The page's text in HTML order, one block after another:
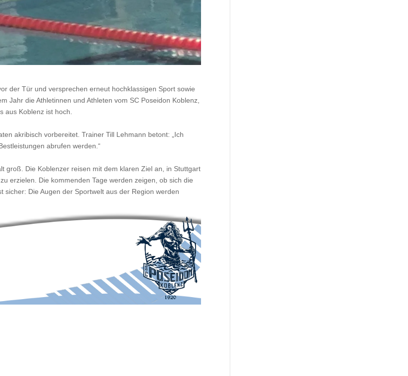
der Tür und versprechen erneut hochklassigen Sport sowie
Jahr die Athletinnen und Athleten vom SC Poseidon Koblenz,
aus Koblenz ist hoch.
akribisch vorbereitet. Trainer Till Lehmann betont: „Ich
abrufen werden.“
groß. Die Koblenzer reisen mit dem klaren Ziel an, in Stuttgart
erzielen. Die kommenden Tage werden zeigen, ob sich die
sicher: Die Augen der Sportwelt aus der Region werden